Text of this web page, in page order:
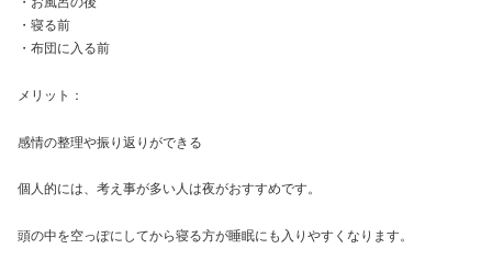
・寝る前
・布団に入る前
メリット：
感情の整理や振り返りができる
個人的には、考え事が多い人は夜がおすすめです。
頭の中を空っぽにしてから寝る方が睡眠にも入りやすくなります。